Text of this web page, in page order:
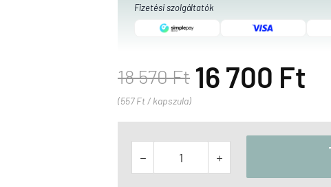
Fizetési szolgáltatók
18 570 Ft 16 700 Ft
(557 Ft / kapszula)
 